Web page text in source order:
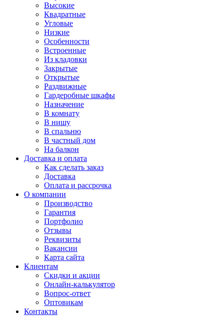
Высокие
Квадратные
Угловые
Низкие
Особенности
Встроенные
Из кладовки
Закрытые
Открытые
Раздвижные
Гардеробные шкафы
Назначение
В комнату
В нишу
В спальню
В частный дом
На балкон
Доставка и оплата
Как сделать заказ
Доставка
Оплата и рассрочка
О компании
Производство
Гарантия
Портфолио
Отзывы
Реквизиты
Вакансии
Карта сайта
Клиентам
Скидки и акции
Онлайн-калькулятор
Вопрос-ответ
Оптовикам
Контакты